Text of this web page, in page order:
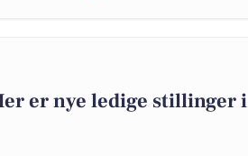
er nye ledige stillinger i